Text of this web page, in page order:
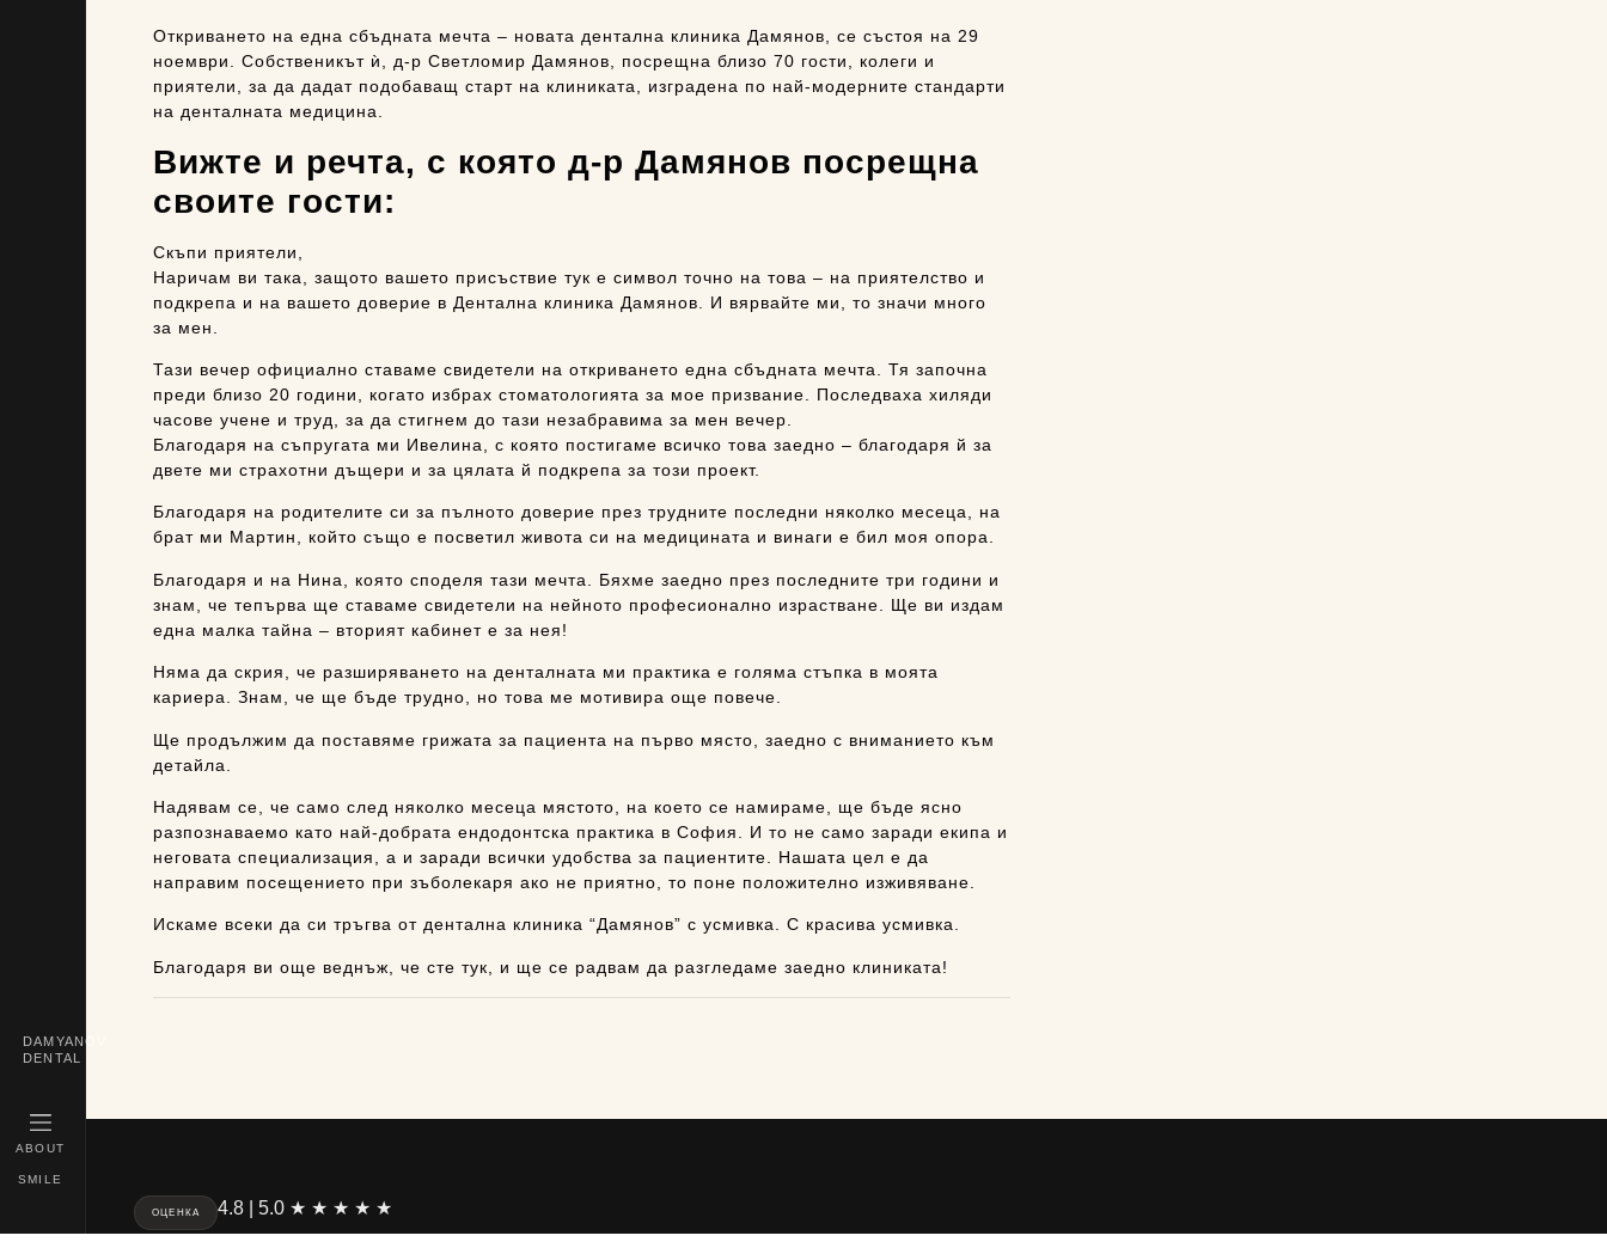
ABOUT
SMILE
DAMYANOV
DENTAL
Откриването на една сбъдната мечта – новата дентална клиника Дамянов, се състоя на 29
ноември. Собственикът ѝ, д-р Светломир Дамянов, посрещна близо 70 гости, колеги и
приятели, за да дадат подобаващ старт на клиниката, изградена по най-модерните стандарти
на денталната медицина.
Вижте и речта, с която д-р Дамянов посрещна
своите гости:
Скъпи приятели,
Наричам ви така, защото вашето присъствие тук е символ точно на това – на приятелство и
подкрепа и на вашето доверие в Дентална клиника Дамянов. И вярвайте ми, то значи много
за мен.
Тази вечер официално ставаме свидетели на откриването една сбъдната мечта. Тя започна
преди близо 20 години, когато избрах стоматологията за мое призвание. Последваха хиляди
часове учене и труд, за да стигнем до тази незабравима за мен вечер.
Благодаря на съпругата ми Ивелина, с която постигаме всичко това заедно – благодаря й за
двете ми страхотни дъщери и за цялата й подкрепа за този проект.
Благодаря на родителите си за пълното доверие през трудните последни няколко месеца, на
брат ми Мартин, който също е посветил живота си на медицината и винаги е бил моя опора.
Благодаря и на Нина, която споделя тази мечта. Бяхме заедно през последните три години и
знам, че тепърва ще ставаме свидетели на нейното професионално израстване. Ще ви издам
една малка тайна – вторият кабинет е за нея!
Няма да скрия, че разширяването на денталната ми практика е голяма стъпка в моята
кариера. Знам, че ще бъде трудно, но това ме мотивира още повече.
Ще продължим да поставяме грижата за пациента на първо място, заедно с вниманието към
детайла.
Надявам се, че само след няколко месеца мястото, на което се намираме, ще бъде ясно
разпознаваемо като най-добрата ендодонтска практика в София. И то не само заради екипа и
неговата специализация, а и заради всички удобства за пациентите. Нашата цел е да
направим посещението при зъболекаря ако не приятно, то поне положително изживяване.
Искаме всеки да си тръгва от дентална клиника “Дамянов” с усмивка. С красива усмивка.
Благодаря ви още веднъж, че сте тук, и ще се радвам да разгледаме заедно клиниката!
ОЦЕНКА 4.8 | 5.0 ★ ★ ★ ★ ★